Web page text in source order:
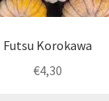
Futsu Korokawa
€4,30